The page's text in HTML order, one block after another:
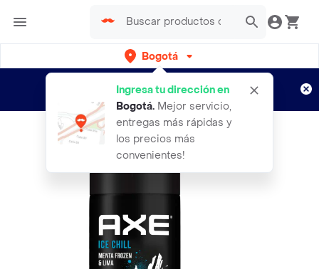
Bogotá
Ingresa tu dirección en
Bogotá. Mejor servicio,
entregas más rápidas y
los precios más
convenientes!
envíos gratis por semanas
Aplican TyC